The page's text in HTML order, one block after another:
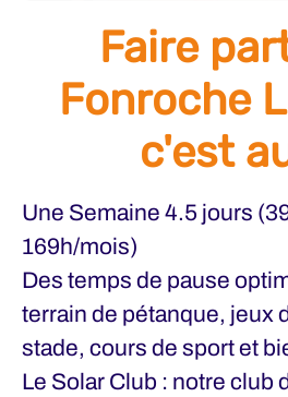
Faire
Fonroche
c'est
Une Semaine 4.5 jours
169h/mois)
Des temps de pause
terrain de pétanque, jeux
stade, cours de sport et
Le Solar Club : notre club